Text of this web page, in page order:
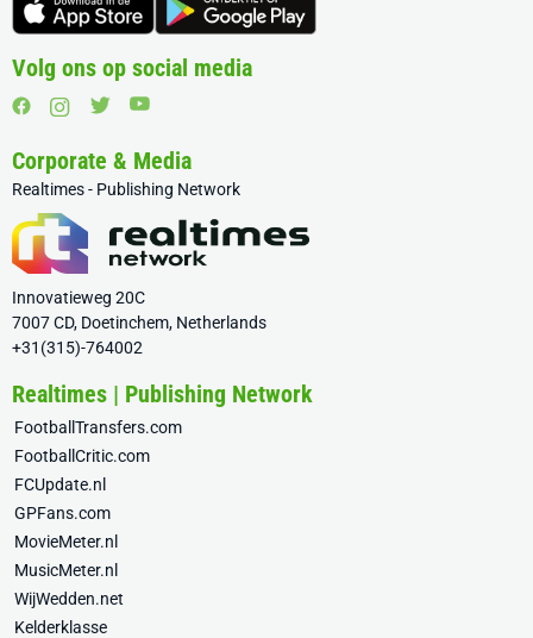
Volg ons op social media
Corporate & Media
Realtimes - Publishing Network
Innovatieweg 20C
7007 CD, Doetinchem, Netherlands
+31(315)-764002
Realtimes | Publishing Network
FootballTransfers.com
FootballCritic.com
FCUpdate.nl
GPFans.com
MovieMeter.nl
MusicMeter.nl
WijWedden.net
Kelderklasse